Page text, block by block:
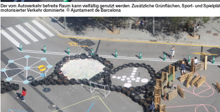
Der vom Autoverkehr befre­ite Raum kann vielfältig genutzt wer­den. Zusät­zliche Grün­flächen, Sport- und
motorisiert­er Verkehr dominierte. © Ajun­ta­ment de Barcelona